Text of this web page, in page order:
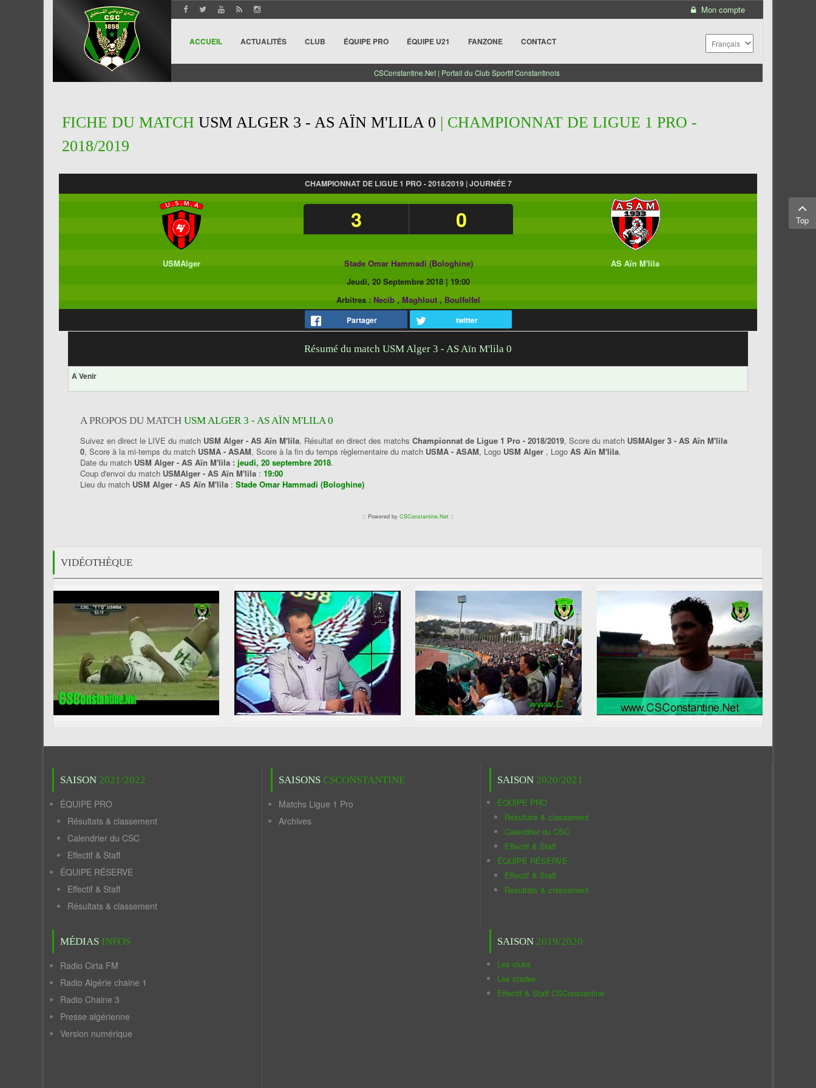
Mon compte
ACCUEIL ACTUALITÉS CLUB ÉQUIPE PRO ÉQUIPE U21 FANZONE CONTACT
CSConstantine.Net | Portail du Club Sportif Constantinois
FICHE DU MATCH USM ALGER 3 - AS AÏN M'LILA 0 | CHAMPIONNAT DE LIGUE 1 PRO -
2018/2019
CHAMPIONNAT DE LIGUE 1 PRO - 2018/2019 | JOURNÉE 7
3 0
USMAlger Stade Omar Hammadi (Bologhine)
AS Aïn M'lila
Jeudi, 20 Septembre 2018| 19:00
Arbitres : Necib, Maghlout, Boulfelfel
Partager twitter
Résumé du match USM Alger 3 - AS Aïn M'lila 0
A Venir
A PROPOS DU MATCH USM ALGER 3 - AS AÏN M'LILA 0
Suivez en direct le LIVE du match USM Alger - AS Aïn M'lila, Résultat en direct des matchs Championnat de Ligue 1 Pro - 2018/2019, Score du match USMAlger 3 - AS Aïn M'lila
0, Score à la mi-temps du match USMA - ASAM, Score à la fin du temps règlementaire du match USMA - ASAM, Logo USM Alger , Logo AS Aïn M'lila.
Date du match USM Alger - AS Aïn M'lila : jeudi, 20 septembre 2018.
Coup d'envoi du match USMAlger - AS Aïn M'lila : 19:00
Lieu du match USM Alger - AS Aïn M'lila : Stade Omar Hammadi (Bologhine)
:: Powered by CSConstantine.Net::
VIDÉOTHÈQUE
SAISON 2021/2022
ÉQUIPE PRO
Résultats & classement
Calendrier du CSC
Effectif & Staff
ÉQUIPE RÉSERVE
Effectif & Staff
Résultats & classement
MÉDIAS INFOS
Radio Cirta FM
Radio Algérie chaine 1
Radio Chaine 3
Presse algérienne
Version numérique
SAISONS CSCONSTANTINE
Matchs Ligue 1 Pro
Archives
SAISON 2020/2021
ÉQUIPE PRO
Résultats & classement
Calendrier du CSC
Effectif & Staff
ÉQUIPE RÉSERVE
Effectif & Staff
Résultats & classement
SAISON 2019/2020
Les clubs
Les stades
Effectif & Staff CSConstantine
Top